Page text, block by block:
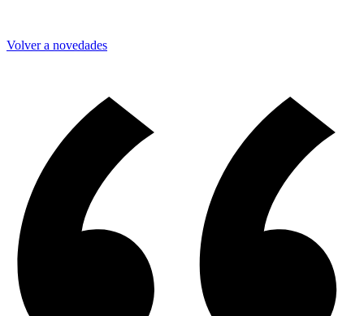
Volver a novedades